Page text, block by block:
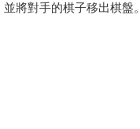
將對手的棋子移出棋盤。